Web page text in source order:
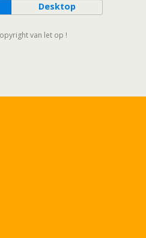
Desktop
van let op !